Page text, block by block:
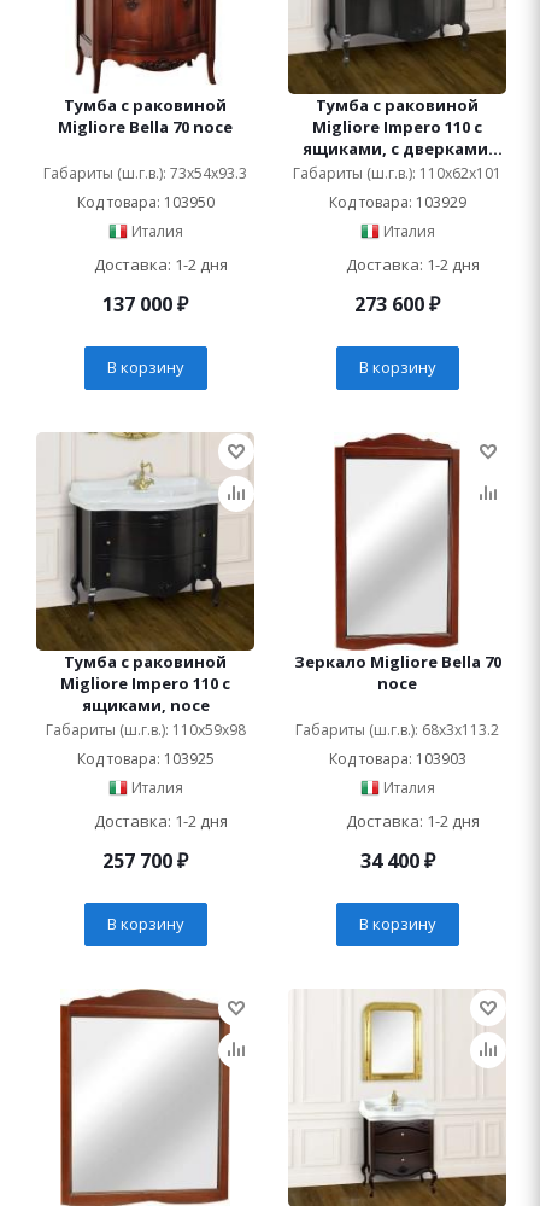
Тумба с раковиной
Migliore Bella 70 noce
Габариты (ш.г.в.): 73x54x93.3
Код товара: 103950
Италия
Доставка: 1-2 дня
137 000₽
В корзину
Тумба с раковиной
Migliore Impero 110 с
ящиками, с дверками,
noce
Габариты (ш.г.в.): 110x62x101
Код товара: 103929
Италия
Доставка: 1-2 дня
273 600₽
В корзину
Тумба с раковиной
Migliore Impero 110 с
ящиками, noce
Габариты (ш.г.в.): 110x59x98
Код товара: 103925
Италия
Доставка: 1-2 дня
257 700₽
В корзину
Зеркало Migliore Bella 70
noce
Габариты (ш.г.в.): 68x3x113.2
Код товара: 103903
Италия
Доставка: 1-2 дня
34 400₽
В корзину